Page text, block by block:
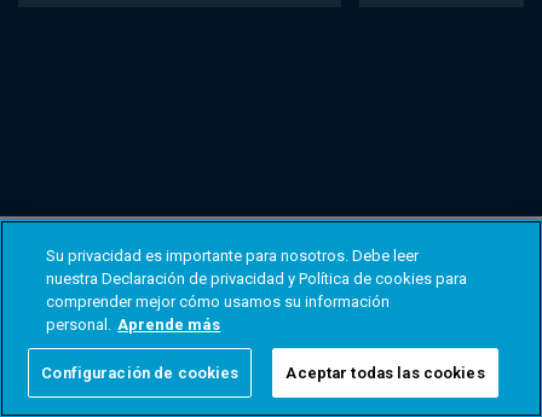
Su privacidad es importante para nosotros. Debe leer
nuestra Declaración de privacidad y Política de cookies para
comprender mejor cómo usamos su información
personal. Aprende más
Configuración de cookies Aceptar todas las cookies